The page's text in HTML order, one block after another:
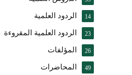
الردود العلمية 14
الردود العلمية المقروءة 23
المؤلفات 26
المحاضرات 49